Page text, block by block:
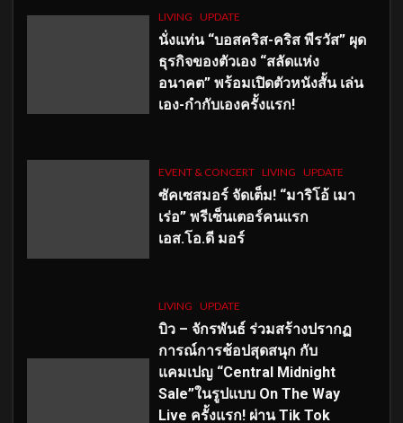
LIVING UPDATE
นั่งแท่น “บอสคริส-คริส พีรวัส” ผุด
ธุรกิจของตัวเอง “สลัดแห่ง
อนาคต” พร้อมเปิดตัวหนังสั้น เล่น
เอง-กำกับเองครั้งแรก!
EVENT & CONCERT LIVING UPDATE
ซัคเซสมอร์ จัดเต็ม! “มาริโอ้ เมา
เร่อ” พรีเซ็นเตอร์คนแรก
เอส.โอ.ดี มอร์
LIVING UPDATE
บิว – จักรพันธ์ ร่วมสร้างปรากฏ
การณ์การช้อปสุดสนุก กับ
แคมเปญ “Central Midnight
Sale”ในรูปแบบ On The Way
Live ครั้งแรก! ผ่าน Tik Tok